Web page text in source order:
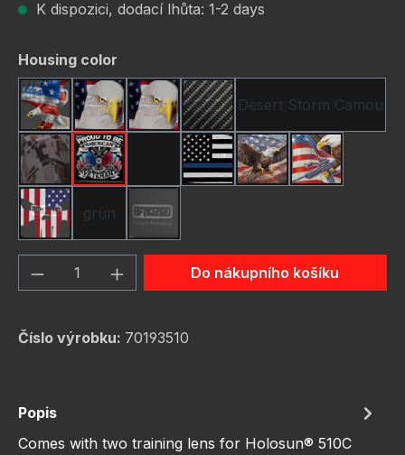
K dispozici, dodací lhůta: 1-2 days
Vyberte
Housing color
American EagleBald Eagle America Flag
Bald Eagle American F
Carbon Fiber
Desert Storm Camou
Gunmetal CamoPround To Be American
Red CamoThin Blue Line Flag
USA Flag Bald
USA Flag
Us Flag Skull
grün
schwarz
Množství produktu: Zadejte
Do nákupního košíku
Číslo výrobku: 70193510
Popis
Comes with two training lens for Holosun® 510C